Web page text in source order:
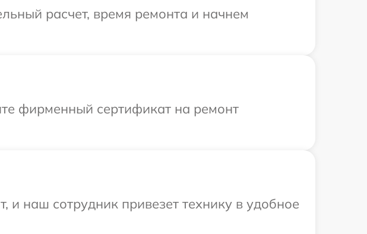
расчет, время ремонта и начнем
фирменный сертификат на ремонт
наш сотрудник привезет технику в удобное